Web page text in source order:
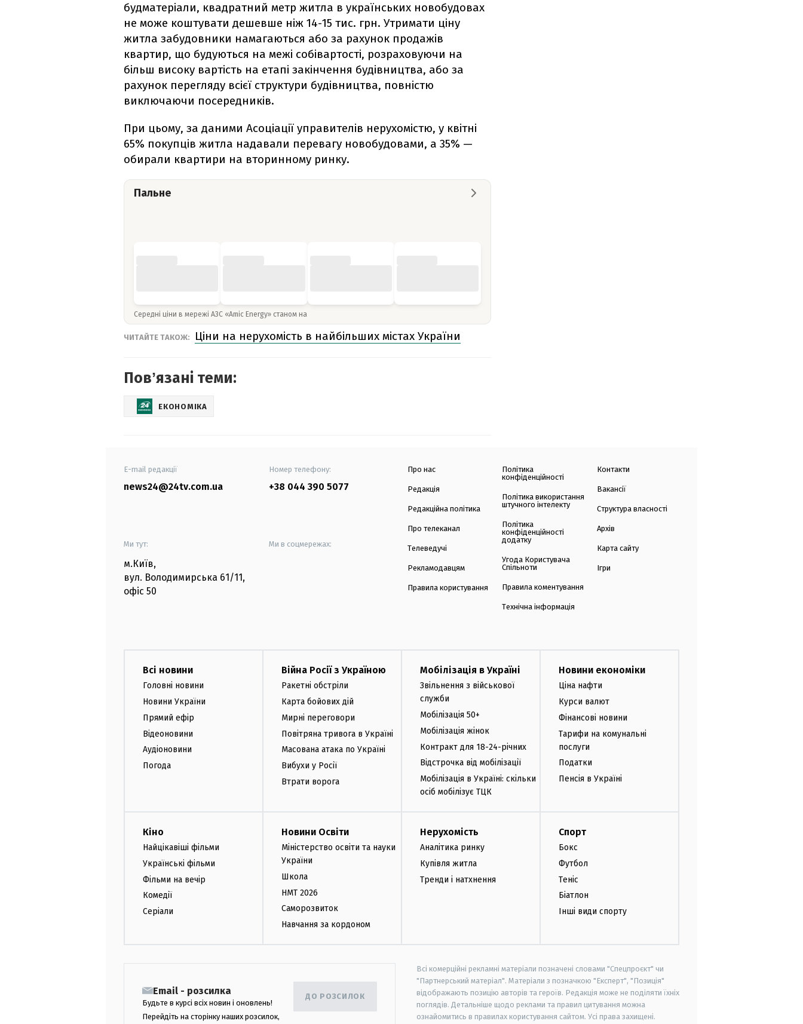
будматеріали, квадратний метр житла в українських новобудовах
не може коштувати дешевше ніж 14-15 тис. грн. Утримати ціну
житла забудовники намагаються або за рахунок продажів
квартир, що будуються на межі собівартості, розраховуючи на
більш високу вартість на етапі закінчення будівництва, або за
рахунок перегляду всієї структури будівництва, повністю
виключаючи посередників.
При цьому, за даними Асоціації управителів нерухомістю, у квітні
65% покупців житла надавали перевагу новобудовами, а 35% —
обирали квартири на вторинному ринку.
Пальне
Середні ціни в мережі АЗС «Amic Energy» станом на
ЧИТАЙТЕ ТАКОЖ: Ціни на нерухомість в найбільших містах України
Повʼязані теми:
ЕКОНОМІКА
E-mail редакції
news24@24tv.com.ua
Номер телефону:
+38 044 390 5077
Ми тут:
м.Київ,
вул. Володимирська 61/11,
офіс 50
Ми в соцмережах:
Про нас
Редакція
Редакційна політика
Про телеканал
Телеведучі
Рекламодавцям
Правила користування
Політика
конфіденційності
Політика використання
штучного інтелекту
Політика
конфіденційності
додатку
Угода Користувача
Спільноти
Правила коментування
Технічна інформація
Контакти
Вакансії
Структура власності
Архів
Карта сайту
Ігри
Всі новини
Головні новини
Новини України
Прямий ефір
Відеоновини
Аудіоновини
Погода
Війна Росії з Україною
Ракетні обстріли
Карта бойових дій
Мирні переговори
Повітряна тривога в Україні
Масована атака по Україні
Вибухи у Росії
Втрати ворога
Мобілізація в Україні
Звільнення з військової
служби
Мобілізація 50+
Мобілізація жінок
Контракт для 18-24-річних
Відстрочка від мобілізації
Мобілізація в Україні: скільки
осіб мобілізує ТЦК
Новини економіки
Ціна нафти
Курси валют
Фінансові новини
Тарифи на комунальні
послуги
Податки
Пенсія в Україні
Кіно
Найцікавіші фільми
Українські фільми
Фільми на вечір
Комедії
Серіали
Новини Освіти
Міністерство освіти та науки
України
Школа
НМТ 2026
Саморозвиток
Навчання за кордоном
Нерухомість
Аналітика ринку
Купівля житла
Тренди і натхнення
Спорт
Бокс
Футбол
Теніс
Біатлон
Інші види спорту
Email - розсилка
Будьте в курсі всіх новин і оновлень!
Перейдіть на сторінку наших розсилок,
ДО РОЗСИЛОК
Всі комерційні рекламні матеріали позначені словами "Спецпроєкт" чи
"Партнерський матеріал". Матеріали з позначкою "Експерт", "Позиція"
відображають позицію авторів та героїв. Редакція може не поділяти їхніх
поглядів. Детальніше щодо реклами та правил цитування можна
ознайомитись в правилах користування сайтом. Усі права захищені.